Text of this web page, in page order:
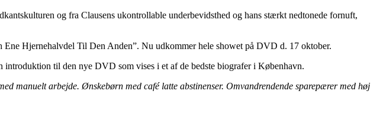
og fra Clausens ukontrollable underbevidsthed og hans stærkt nedtonede fornuft,
Hjernehalvdel Til Den Anden”. Nu udkommer hele showet på DVD d. 17 oktober.
til den nye DVD som vises i et af de bedste biografer i København.
manuelt arbejde. Ønskebørn med café latte abstinenser. Omvandrendende sparepærer med høj